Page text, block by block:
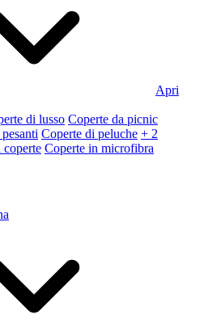
Apri
di lusso Coperte da picnic
Coperte di peluche + 2
Coperte in microfibra